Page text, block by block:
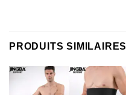
PRODUITS SIMILAIRES